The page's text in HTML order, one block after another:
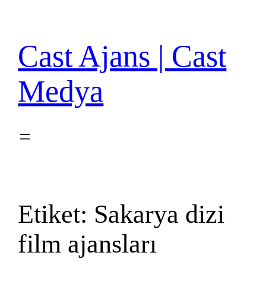
Cast Ajans | Cast
Medya
Etiket: Sakarya dizi
film ajansları